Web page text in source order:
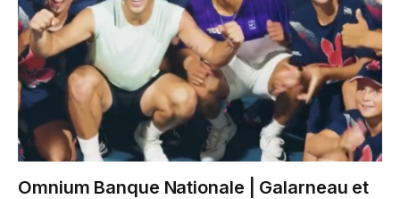
Omnium Banque Nationale | Galarneau et